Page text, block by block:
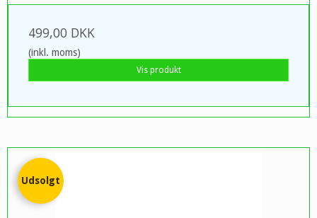
499,00 DKK
(inkl. moms)
Vis produkt
Udsolgt